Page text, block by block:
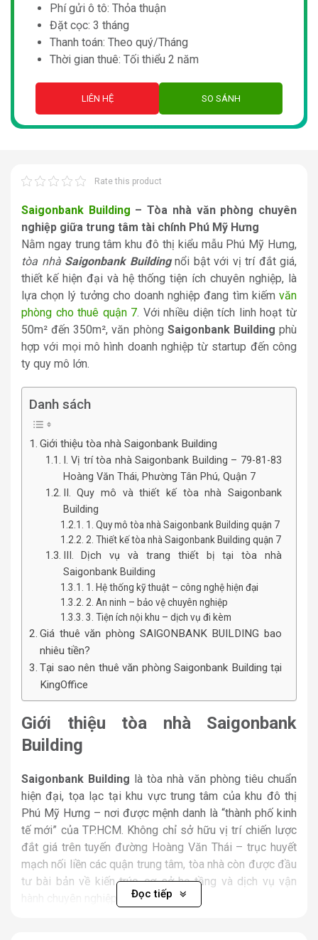
Phí gửi ô tô: Thỏa thuận
Đặt cọc: 3 tháng
Thanh toán: Theo quý/Tháng
Thời gian thuê: Tối thiểu 2 năm
LIÊN HỆ SO SÁNH
Rate this product
Saigonbank Building – Tòa nhà văn phòng chuyên
nghiệp giữa trung tâm tài chính Phú Mỹ Hưng
Nằm ngay trung tâm khu đô thị kiểu mẫu Phú Mỹ Hưng,
tòa nhà Saigonbank Buildingnổi bật với vị trí đắt giá,
thiết kế hiện đại và hệ thống tiện ích chuyên nghiệp, là
lựa chọn lý tưởng cho doanh nghiệp đang tìm kiếm văn
phòng cho thuê quận 7. Với nhiều diện tích linh hoạt từ
50m² đến 350m², văn phòng Saigonbank Building phù
hợp với mọi mô hình doanh nghiệp từ startup đến công
ty quy mô lớn.
Danh sách
Giới thiệu tòa nhà Saigonbank Building
I. Vị trí tòa nhà Saigonbank Building – 79-81-83
Hoàng Văn Thái, Phường Tân Phú, Quận 7
II. Quy mô và thiết kế tòa nhà Saigonbank
Building
1. Quy mô tòa nhà Saigonbank Building quận 7
2. Thiết kế tòa nhà Saigonbank Building quận 7
III. Dịch vụ và trang thiết bị tại tòa nhà
Saigonbank Building
1. Hệ thống kỹ thuật – công nghệ hiện đại
2. An ninh – bảo vệ chuyên nghiệp
3. Tiện ích nội khu – dịch vụ đi kèm
Giá thuê văn phòng SAIGONBANK BUILDING bao
nhiêu tiền?
Tại sao nên thuê văn phòng Saigonbank Building tại
KingOffice
Giới thiệu tòa nhà Saigonbank
Building
Saigonbank Building là tòa nhà văn phòng tiêu chuẩn
hiện đại, tọa lạc tại khu vực trung tâm của khu đô thị
Phú Mỹ Hưng – nơi được mệnh danh là “thành phố kinh
tế mới” của TP.HCM. Không chỉ sở hữu vị trí chiến lược
đắt giá trên tuyến đường Hoàng Văn Thái – trục huyết
mạch nối liền các quận trung tâm, tòa nhà còn được đầu
tư bài bản về kiến trúc, cơ sở hạ tầng và dịch vụ vận
Đọc tiếp